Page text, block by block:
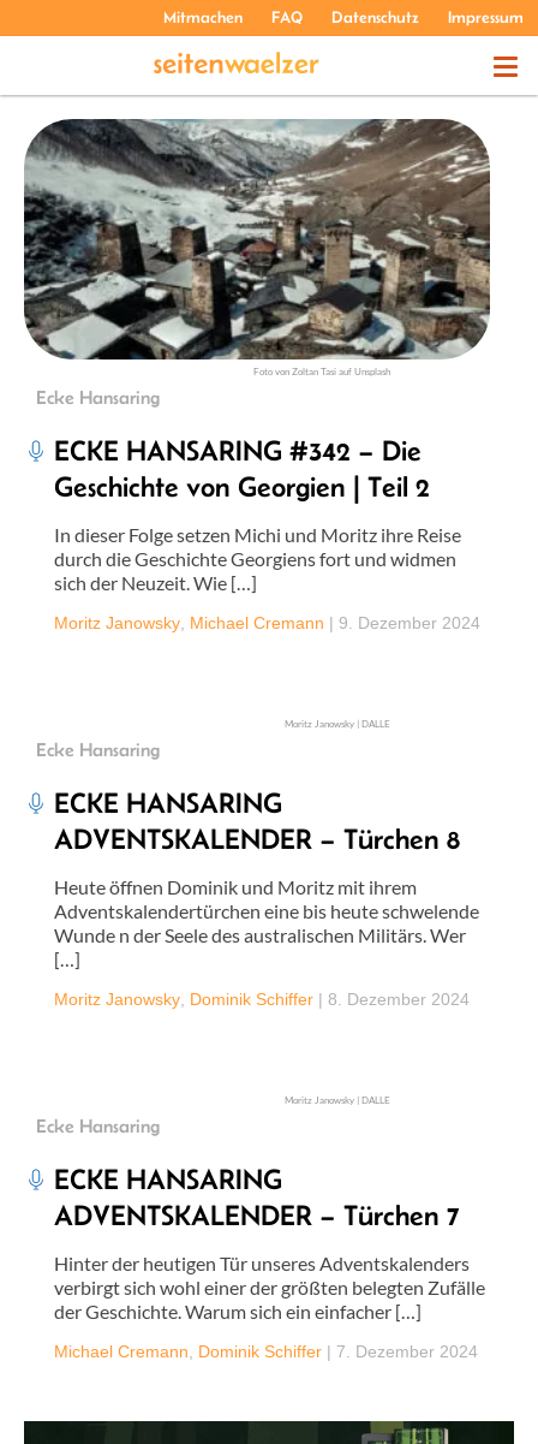
Mitmachen FAQ Datenschutz Impressum
THEMEN
PODCASTS
ÜBER UNS
Foto von Zoltan Tasi auf Unsplash
Ecke Hansaring
ECKE HANSARING #342 – Die
Geschichte von Georgien | Teil 2
In dieser Folge setzen Michi und Moritz ihre Reise
durch die Geschichte Georgiens fort und widmen
sich der Neuzeit. Wie […]
Moritz Janowsky Michael Cremann | 9. Dezember 2024
Moritz Janowsky | DALLE
Ecke Hansaring
ECKE HANSARING
ADVENTSKALENDER – Türchen 8
Heute öffnen Dominik und Moritz mit ihrem
Adventskalendertürchen eine bis heute schwelende
Wunde n der Seele des australischen Militärs. Wer
[…]
Moritz Janowsky Dominik Schiffer | 8. Dezember 2024
Moritz Janowsky | DALLE
Ecke Hansaring
ECKE HANSARING
ADVENTSKALENDER – Türchen 7
Hinter der heutigen Tür unseres Adventskalenders
verbirgt sich wohl einer der größten belegten Zufälle
der Geschichte. Warum sich ein einfacher […]
Michael Cremann Dominik Schiffer | 7. Dezember 2024